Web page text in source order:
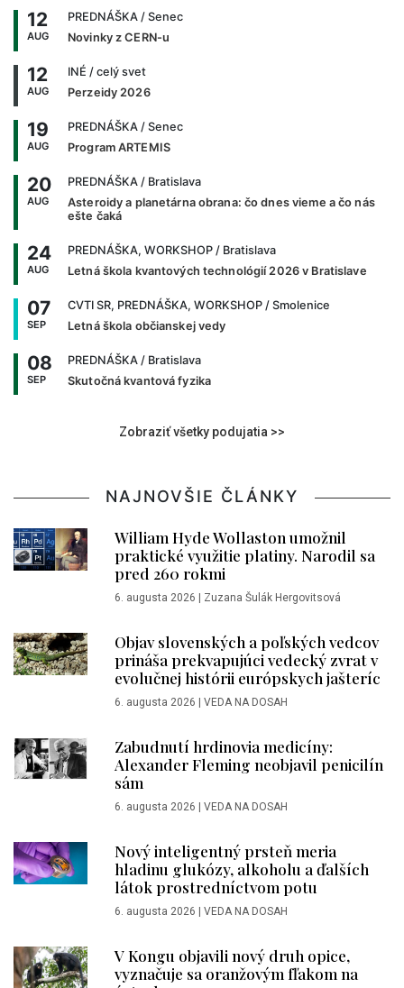
12
AUG
PREDNÁŠKA / Senec
Novinky z CERN-u
12
AUG
INÉ / celý svet
Perzeidy 2026
19
AUG
PREDNÁŠKA / Senec
Program ARTEMIS
20
AUG
PREDNÁŠKA / Bratislava
Asteroidy a planetárna obrana: čo dnes vieme a čo nás
ešte čaká
24
AUG
PREDNÁŠKA, WORKSHOP / Bratislava
Letná škola kvantových technológií 2026 v Bratislave
07
SEP
CVTI SR, PREDNÁŠKA, WORKSHOP / Smolenice
Letná škola občianskej vedy
08
SEP
PREDNÁŠKA / Bratislava
Skutočná kvantová fyzika
Zobraziť všetky podujatia >>
NAJNOVŠIE ČLÁNKY
William Hyde Wollaston umožnil
praktické využitie platiny. Narodil sa
pred 260 rokmi
6. augusta 2026 Zuzana Šulák Hergovitsová
Objav slovenských a poľských vedcov
prináša prekvapujúci vedecký zvrat v
evolučnej histórii európskych jašteríc
6. augusta 2026 VEDA NA DOSAH
Zabudnutí hrdinovia medicíny:
Alexander Fleming neobjavil penicilín
sám
6. augusta 2026 VEDA NA DOSAH
Nový inteligentný prsteň meria
hladinu glukózy, alkoholu a ďalších
látok prostredníctvom potu
6. augusta 2026 VEDA NA DOSAH
V Kongu objavili nový druh opice,
vyznačuje sa oranžovým fľakom na